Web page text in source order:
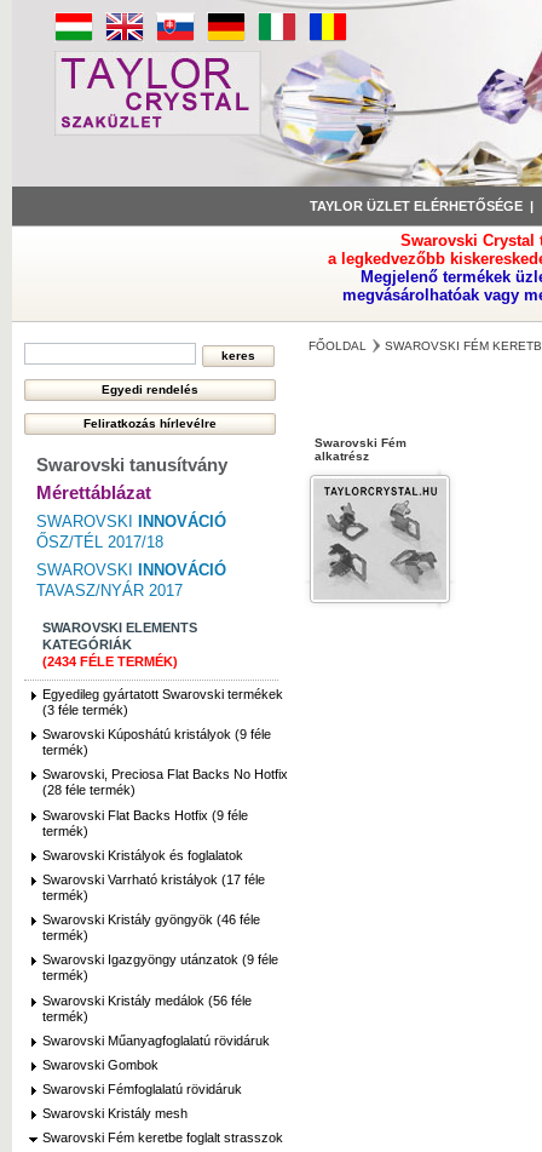
TAYLOR ÜZLET ELÉRHETŐSÉGE
Swarovski Crystal
a legkedvezőbb
Megjelenő termékek
megvásárolhatóak vagy
Swarovski tanusítvány
Mérettáblázat
SWAROVSKI
INNOVÁCIÓ
ŐSZ/TÉL 2017/18
SWAROVSKI
INNOVÁCIÓ
TAVASZ/NYÁR 2017
SWAROVSKI ELEMENTS
KATEGÓRIÁK
(2434 FÉLE TERMÉK)
Egyedileg gyártatott Swarovski termékek
(3 féle termék)
Swarovski Kúposhátú kristályok (9 féle
termék)
Swarovski, Preciosa Flat Backs No Hotfix
(28 féle termék)
Swarovski Flat Backs Hotfix (9 féle
termék)
Swarovski Kristályok és foglalatok
Swarovski Varrható kristályok (17 féle
termék)
Swarovski Kristály gyöngyök (46 féle
termék)
Swarovski Igazgyöngy utánzatok (9 féle
termék)
Swarovski Kristály medálok (56 féle
termék)
Swarovski Műanyagfoglalatú rövidáruk
Swarovski Gombok
Swarovski Fémfoglalatú rövidáruk
Swarovski Kristály mesh
Swarovski Fém keretbe foglalt strasszok
FŐOLDAL SWAROVSKI FÉM
Swarovski Fém
alkatrész